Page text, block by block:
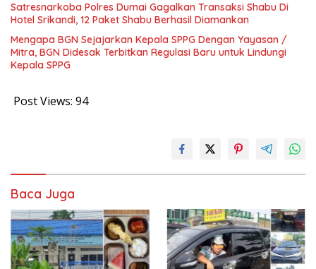
Satresnarkoba Polres Dumai Gagalkan Transaksi Shabu Di
Hotel Srikandi, 12 Paket Shabu Berhasil Diamankan
Mengapa BGN Sejajarkan Kepala SPPG Dengan Yayasan /
Mitra, BGN Didesak Terbitkan Regulasi Baru untuk Lindungi
Kepala SPPG
Post Views: 94
Baca Juga